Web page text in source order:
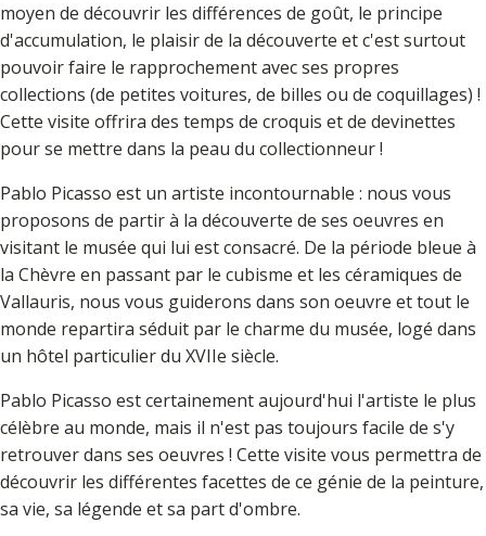
moyen de découvrir les différences de goût, le principe
d'accumulation, le plaisir de la découverte et c'est surtout
pouvoir faire le rapprochement avec ses propres
collections (de petites voitures, de billes ou de coquillages) !
Cette visite offrira des temps de croquis et de devinettes
pour se mettre dans la peau du collectionneur !
Pablo Picasso est un artiste incontournable : nous vous
proposons de partir à la découverte de ses oeuvres en
visitant le musée qui lui est consacré. De la période bleue à
la Chèvre en passant par le cubisme et les céramiques de
Vallauris, nous vous guiderons dans son oeuvre et tout le
monde repartira séduit par le charme du musée, logé dans
un hôtel particulier du XVIIe siècle.
Pablo Picasso est certainement aujourd'hui l'artiste le plus
célèbre au monde, mais il n'est pas toujours facile de s'y
retrouver dans ses oeuvres ! Cette visite vous permettra de
découvrir les différentes facettes de ce génie de la peinture,
sa vie, sa légende et sa part d'ombre.